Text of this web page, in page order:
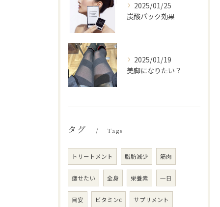
2025/01/25
炭酸パック効果
2025/01/19
美脚になりたい？
タグ Tags
トリートメント 脂肪減少 筋肉
痩せたい 全身 栄養素 一日
目安 ビタミンc サプリメント